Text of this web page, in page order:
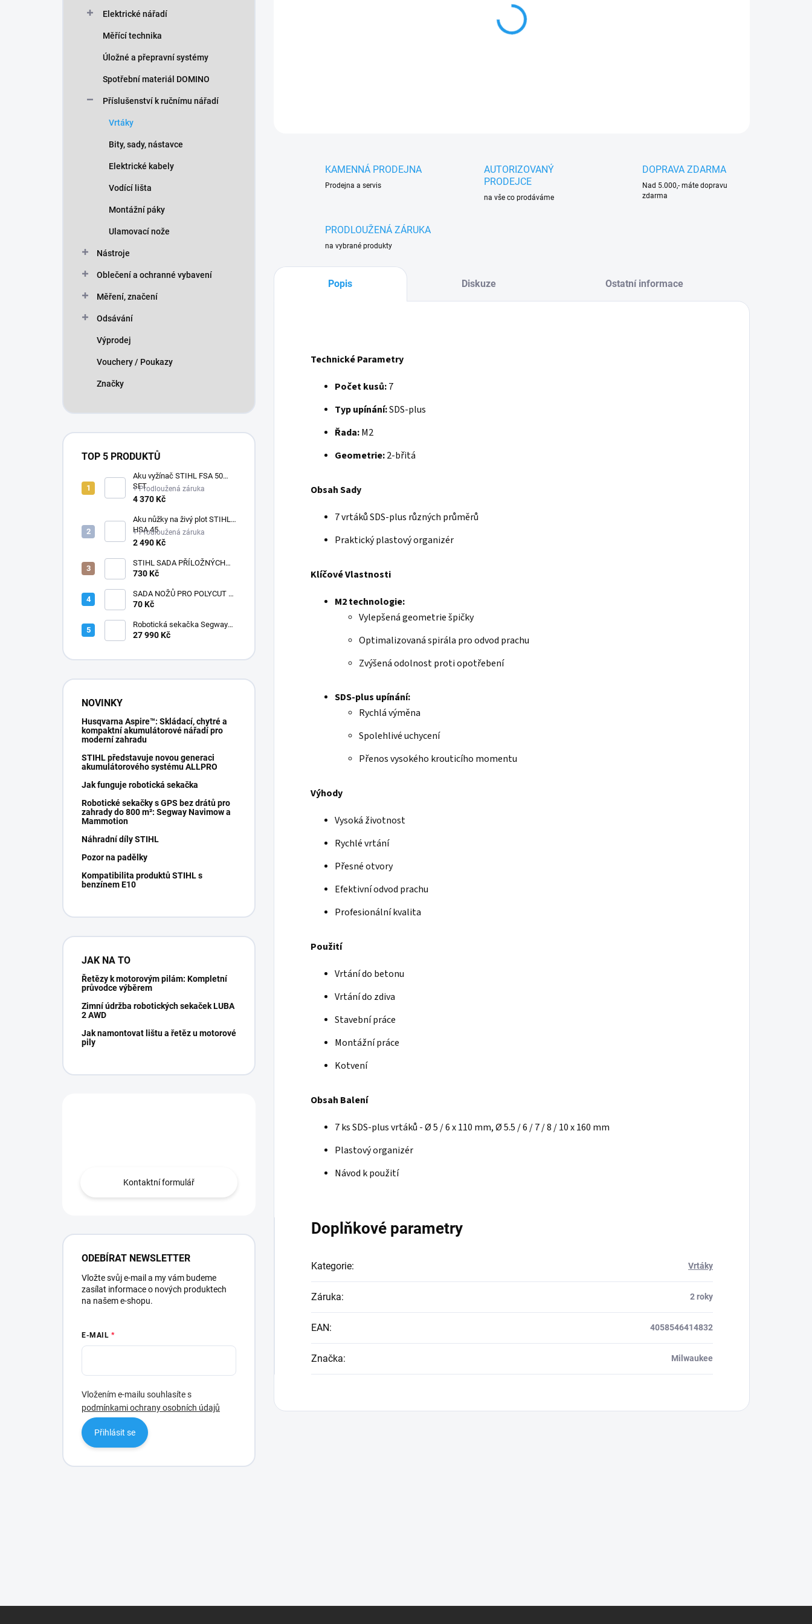
Elektrické nářadí
Měřící technika
Úložné a přepravní systémy
Spotřební materiál DOMINO
Příslušenství k ručnímu nářadí
Vrtáky
Bity, sady, nástavce
Elektrické kabely
Vodící lišta
Montážní páky
Ulamovací nože
Nástroje
Oblečení a ochranné vybavení
Měření, značení
Odsávání
Výprodej
Vouchery / Poukazy
Značky
TOP 5 PRODUKTŮ
Aku vyžínač STIHL FSA 50
SET
+ Prodloužená záruka
4 370 Kč
Aku nůžky na živý plot STIHL
HSA 45
+ Prodloužená záruka
2 490 Kč
STIHL SADA PŘÍLOŽNÝCH
POLŠTÁŘKŮ
730 Kč
SADA NOŽŮ PRO POLYCUT 2-
2
70 Kč
Robotická sekačka Segway
Navimow i210E AWD
27 990 Kč
NOVINKY
Husqvarna Aspire™: Skládací, chytré a
kompaktní akumulátorové nářadí pro
moderní zahradu
STIHL představuje novou generaci
akumulátorového systému ALLPRO
Jak funguje robotická sekačka
Robotické sekačky s GPS bez drátů pro
zahrady do 800 m²: Segway Navimow a
Mammotion
Náhradní díly STIHL
Pozor na padělky
Kompatibilita produktů STIHL s
benzínem E10
JAK NA TO
Řetězy k motorovým pilám: Kompletní
průvodce výběrem
Zimní údržba robotických sekaček LUBA
2 AWD
Jak namontovat lištu a řetěz u motorové
pily
Kontaktní formulář
ODEBÍRAT NEWSLETTER
Vložte svůj e-mail a my vám budeme
zasílat informace o nových produktech
na našem e-shopu.
E-MAIL
Vložením e-mailu souhlasíte s
podmínkami ochrany osobních údajů
Přihlásit se
MOŽNOSTI DORUČENÍ
KAMENNÁ PRODEJNA
Prodejna a servis
AUTORIZOVANÝ
PRODEJCE
na vše co prodáváme
DOPRAVA ZDARMA
Nad 5.000,- máte dopravu
zdarma
PRODLOUŽENÁ ZÁRUKA
na vybrané produkty
Popis Diskuze Ostatní informace
Technické Parametry
Počet kusů:7
Typ upínání:SDS-plus
Řada:M2
Geometrie:2-břitá
Obsah Sady
7 vrtáků SDS-plus různých průměrů
Praktický plastový organizér
Klíčové Vlastnosti
M2 technologie:
Vylepšená geometrie špičky
Optimalizovaná spirála pro odvod prachu
Zvýšená odolnost proti opotřebení
SDS-plus upínání:
Rychlá výměna
Spolehlivé uchycení
Přenos vysokého krouticího momentu
Výhody
Vysoká životnost
Rychlé vrtání
Přesné otvory
Efektivní odvod prachu
Profesionální kvalita
Použití
Vrtání do betonu
Vrtání do zdiva
Stavební práce
Montážní práce
Kotvení
Obsah Balení
7 ks SDS-plus vrtáků -Ø 5 / 6 x 110 mm, Ø 5.5 / 6 / 7 / 8 / 10 x 160 mm
Plastový organizér
Návod k použití
Doplňkové parametry
Kategorie: Vrtáky
Záruka: 2 roky
EAN: 4058546414832
Značka: Milwaukee